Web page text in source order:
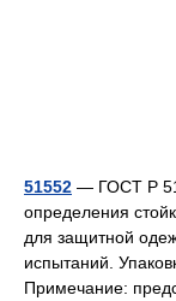
51552 — ГОСТ Р
определения
для защитной
испытаний.
Примечание: